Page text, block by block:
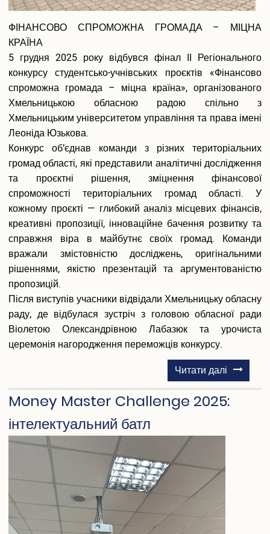
ФІНАНСОВО СПРОМОЖНА ГРОМАДА – МІЦНА
КРАЇНА
5 грудня 2025 року відбувся фінал ІІ Регіонального
конкурсу студентсько-учнівських проєктів «Фінансово
спроможна громада – міцна країна», організованого
Хмельницькою обласною радою спільно з
Хмельницьким університетом управління та права імені
Леоніда Юзькова.
Конкурс об’єднав команди з різних територіальних
громад області, які представили аналітичні дослідження
та проєктні рішення, зміцнення фінансової
спроможності територіальних громад області. У
кожному проєкті — глибокий аналіз місцевих фінансів,
креативні пропозиції, інноваційне бачення розвитку та
справжня віра в майбутнє своїх громад. Команди
вражали змістовністю досліджень, оригінальними
рішеннями, якістю презентацій та аргументованістю
пропозицій.
Після виступів учасники відвідали Хмельницьку обласну
раду, де відбулася зустріч з головою обласної ради
Віолетою Олександрівною Лабазюк та урочиста
церемонія нагородження переможців конкурсу.
Читати далі про
Money Master Challenge 2025:
інтелектуальний батл